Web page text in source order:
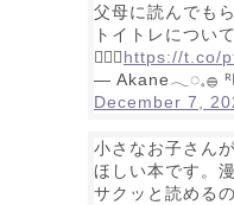
父母に読んでも
トイトレについ
💁🏻‍♀️https://t.co/
— Akane𓂃◌𓈒𓐍
December 7,
小さなお子さん
ほしい本です。
サクッと読める